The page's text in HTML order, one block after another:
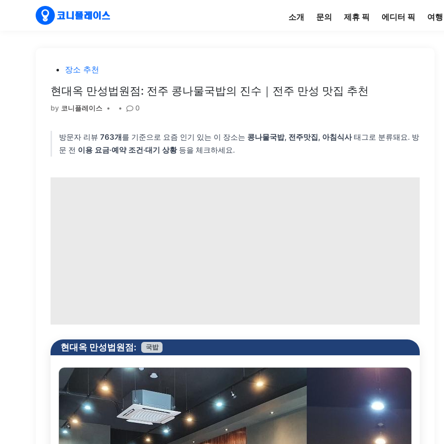
소개 문의 제휴 픽 에디터 픽 여
Posted장소 추천
현대옥 만성법원점: 전주 콩나물국밥의 진수｜전주 만성 맛집 추천
by 코니플레이스 • • 0
방문자 리뷰 763개를 기준으로 요즘 인기 있는 이 장소는 콩나물국밥, 전주맛집, 아침식사태그로 분류돼요. 방
문 전 이용 요금·예약 조건·대기 상황등을 체크하세요.
현대옥 만성법원점: 국밥